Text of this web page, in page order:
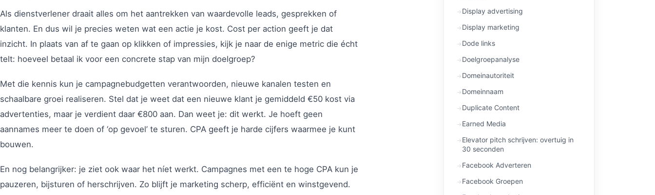
Als dienstverlener draait alles om het aantrekken van waardevolle leads, gesprekken of
klanten. En dus wil je precies weten wat een actie je kost. Cost per action geeft je dat
inzicht. In plaats van af te gaan op klikken of impressies, kijk je naar de enige metric die écht
telt: hoeveel betaal ik voor een concrete stap van mijn doelgroep?
Met die kennis kun je campagnebudgetten verantwoorden, nieuwe kanalen testen en
schaalbare groei realiseren. Stel dat je weet dat een nieuwe klant je gemiddeld €50 kost via
advertenties, maar je verdient daar €800 aan. Dan weet je: dit werkt. Je hoeft geen
aannames meer te doen of ‘op gevoel’ te sturen. CPA geeft je harde cijfers waarmee je kunt
bouwen.
En nog belangrijker: je ziet ook waar het níet werkt. Campagnes met een te hoge CPA kun je
pauzeren, bijsturen of herschrijven. Zo blijft je marketing scherp, efficiënt en winstgevend.
Display advertising
Display marketing
Dode links
Doelgroepanalyse
Domeinautoriteit
Domeinnaam
Duplicate Content
Earned Media
Elevator pitch schrijven: overtuig in
30 seconden
Facebook Adverteren
Facebook Groepen